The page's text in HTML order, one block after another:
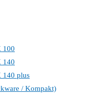
100
140
140 plus
/ Kompakt)